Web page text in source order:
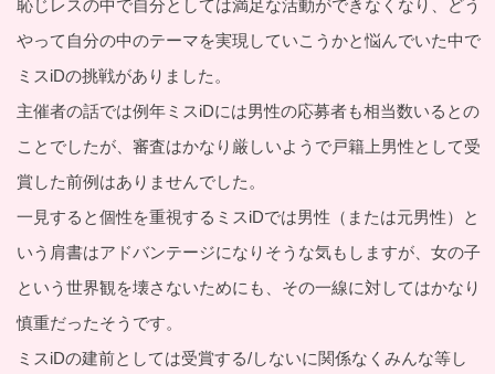
恥じレスの中で自分としては満足な活動ができなくなり、どう
やって自分の中のテーマを実現していこうかと悩んでいた中で
ミスiDの挑戦がありました。
主催者の話では例年ミスiDには男性の応募者も相当数いるとの
ことでしたが、審査はかなり厳しいようで戸籍上男性として受
賞した前例はありませんでした。
一見すると個性を重視するミスiDでは男性（または元男性）と
いう肩書はアドバンテージになりそうな気もしますが、女の子
という世界観を壊さないためにも、その一線に対してはかなり
慎重だったそうです。
ミスiDの建前としては受賞する/しないに関係なくみんな等し